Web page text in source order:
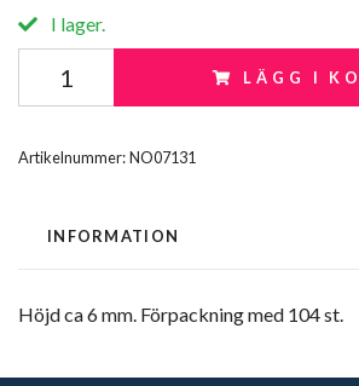
I lager.
LÄGG I
Artikelnummer:NO07131
INFORMATION
Höjd ca 6 mm. Förpackning med 104 st.